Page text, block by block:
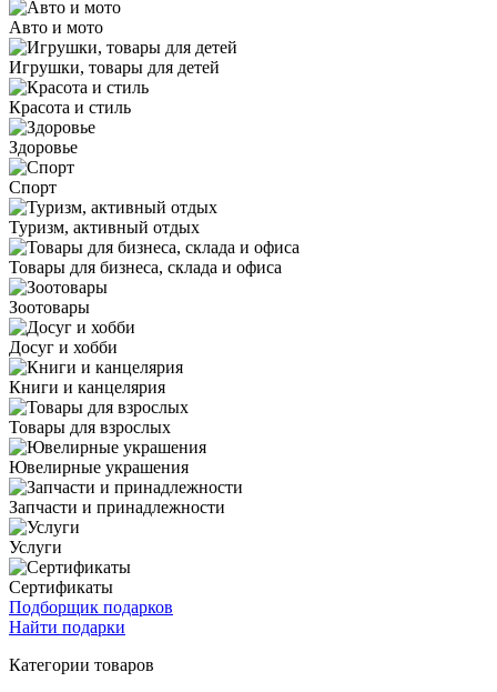
Авто и мото
Игрушки, товары для детей
Красота и стиль
Здоровье
Спорт
Туризм, активный отдых
Товары для бизнеса, склада и офиса
Зоотовары
Досуг и хобби
Книги и канцелярия
Товары для взрослых
Ювелирные украшения
Запчасти и принадлежности
Услуги
Сертификаты
Подборщик подарков
Найти подарки
Категории товаров